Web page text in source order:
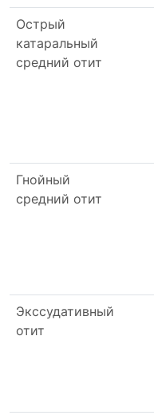
Острый
катаральный
средний отит
Гнойный
средний отит
Экссудативный
отит